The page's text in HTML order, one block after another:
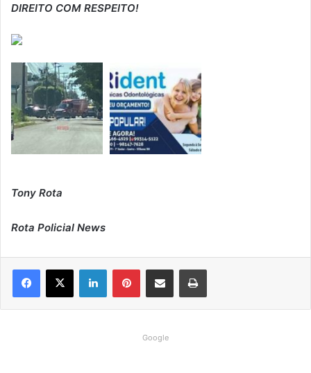
DIREITO COM RESPEITO!
Tony Rota
Rota Policial News
Google